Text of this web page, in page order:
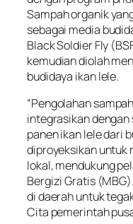
Sampah organik
sebagai media
Black Soldier Fly
kemudian diolah
budidaya ikan lele.
“Pengolahan
integrasikan
panen ikan lele dari
diproyeksikan untuk
lokal, mendukung
Bergizi Gratis
di daerah untuk
Cita pemerintah